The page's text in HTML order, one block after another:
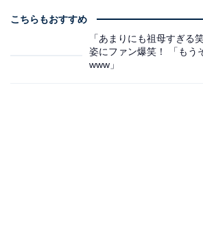
こちらもおすすめ
「あまりにも祖母すぎる
姿にファン爆笑！ 「もう
www」